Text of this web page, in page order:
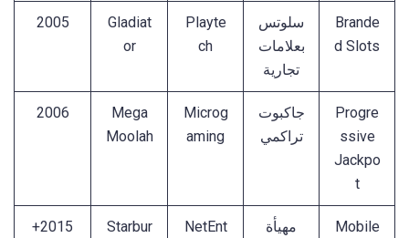
Brande
d Slots
سلوتس
بعلامات
تجارية
Playte
ch
Gladiat
or
2005
Progre
ssive
Jackpo
t
جاكبوت
تراكمي
Microg
aming
Mega
Moolah
2006
Mobile
مهيأة
NetEnt
Starbur
2015+